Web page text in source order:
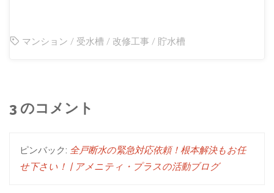
マンション / 受水槽 / 改修工事/ 貯水槽
3 のコメント
ピンバック: 全戸断水の緊急対応依頼！根本解決もお任
せ下さい！ | アメニティ・プラスの活動ブログ